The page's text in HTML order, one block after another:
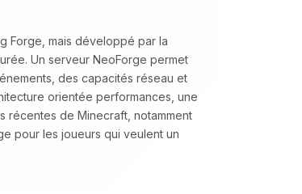
Forge, mais développé par la
Un serveur NeoForge permet
des capacités réseau et
orientée performances, une
récentes de Minecraft, notamment
pour les joueurs qui veulent un